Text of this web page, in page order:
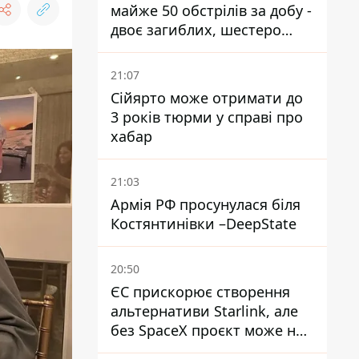
майже 50 обстрілів за добу -
двоє загиблих, шестеро
постраждалих
21:07
Сійярто може отримати до
3 років тюрми у справі про
хабар
21:03
Армія РФ просунулася біля
Костянтинівки –DeepState
20:50
ЄС прискорює створення
альтернативи Starlink, але
без SpaceX проєкт може не
обійтися